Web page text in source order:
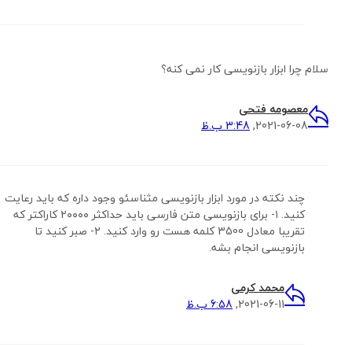
سلام چرا ابزار بازنویسی کار نمی کنه؟
معصومه فتحی
2021-06-08, 3:48 ب.ظ
چند نکته در مورد ابزار بازنویسی مثناسئو وجود داره که باید رعایت
کنید. ۱- برای بازنویسی متن فارسی باید حداکثر ۲۰۰۰۰ کاراکتر که
تقریبا معادل 3500 کلمه هست رو وارد کنید. ۲- صبر کنید تا
بازنویسی انجام بشه.
محمد کرمی
2021-06-11, 6:58 ب.ظ